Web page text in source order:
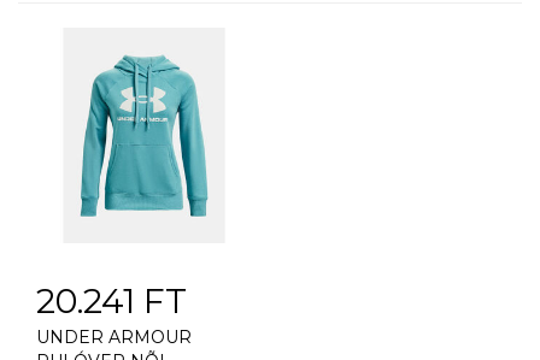
20.241 FT
UNDER ARMOUR